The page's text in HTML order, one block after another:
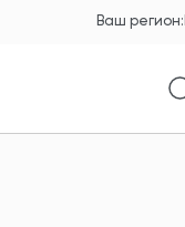
Ваш регион: